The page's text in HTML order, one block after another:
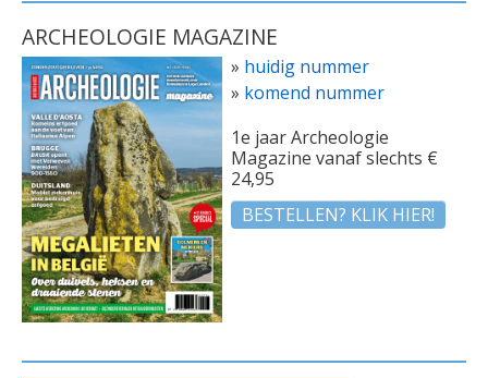
ARCHEOLOGIE MAGAZINE
» huidig nummer
» komend nummer
1e jaar Archeologie
Magazine vanaf slechts €
24,95
BESTELLEN? KLIK HIER!